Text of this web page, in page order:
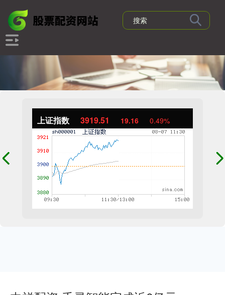
上证指数 3919.51 19.16 0.49%